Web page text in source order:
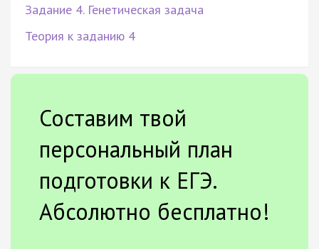
Задание 4. Генетическая задача
Теория к заданию 4
Составим твой
персональный план
подготовки к ЕГЭ.
Абсолютно бесплатно!